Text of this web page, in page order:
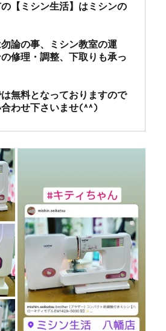
【ミシン生活】はミシンの
論の事、ミシン教室の運
修理・調整、下取りも承っ
無料となっておりますので
わせ下さいませ(^^)